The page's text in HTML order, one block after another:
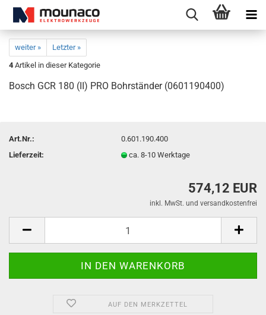
weiter »
Letzter »
4 Artikel in dieser Kategorie
Bosch GCR 180 (II) PRO Bohrständer (0601190400)
Art.Nr.:
0.601.190.400
Lieferzeit:
ca. 8-10 Werktage
574,12 EUR
AUF DEN MERKZETTEL